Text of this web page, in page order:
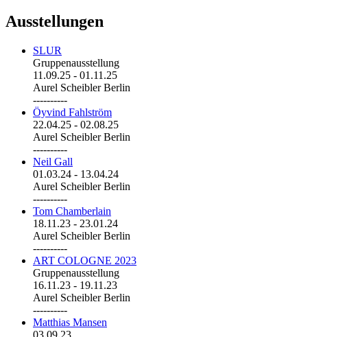
Ausstellungen
SLUR
Gruppenausstellung
11.09.25 - 01.11.25
Aurel Scheibler Berlin
----------
Öyvind Fahlström
22.04.25 - 02.08.25
Aurel Scheibler Berlin
----------
Neil Gall
01.03.24 - 13.04.24
Aurel Scheibler Berlin
----------
Tom Chamberlain
18.11.23 - 23.01.24
Aurel Scheibler Berlin
----------
ART COLOGNE 2023
Gruppenausstellung
16.11.23 - 19.11.23
Aurel Scheibler Berlin
----------
Matthias Mansen
03.09.23